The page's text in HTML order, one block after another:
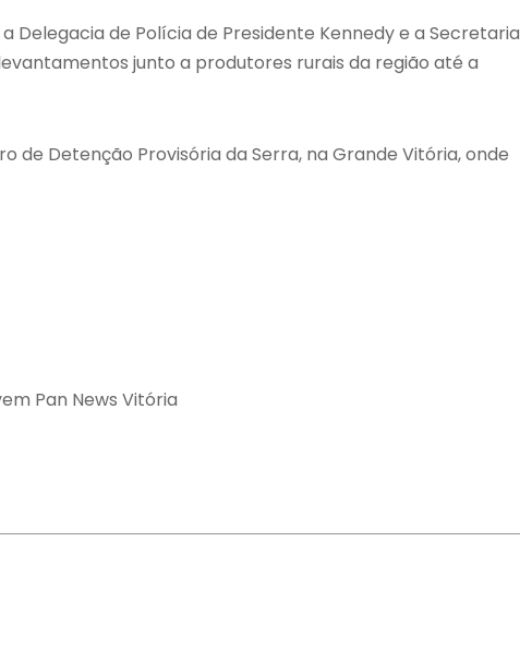
Delegacia de Polícia de Presidente Kennedy e a Secretaria
junto a produtores rurais da região até a
de Detenção Provisória da Serra, na Grande Vitória, onde
Pan News Vitória